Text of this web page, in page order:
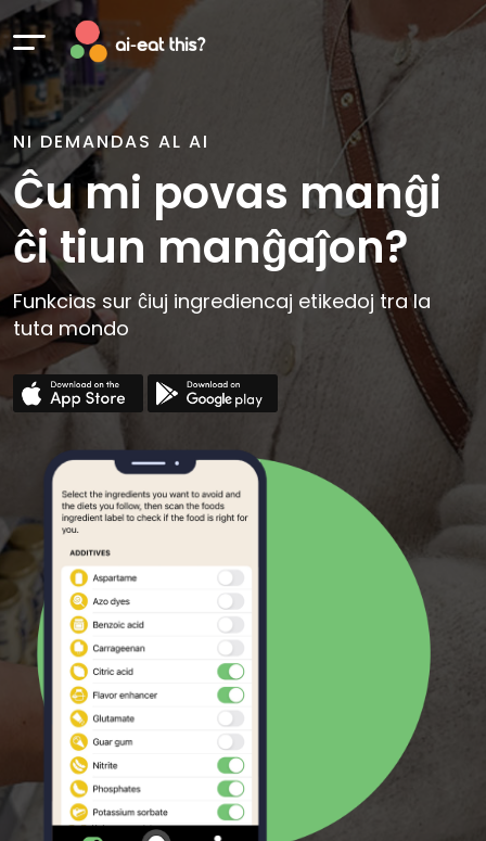
NI DEMANDAS AL AI
Ĉu mi povas manĝi
ĉi tiun manĝaĵon?
Funkcias sur ĉiuj ingrediencaj etikedoj tra la
tuta mondo